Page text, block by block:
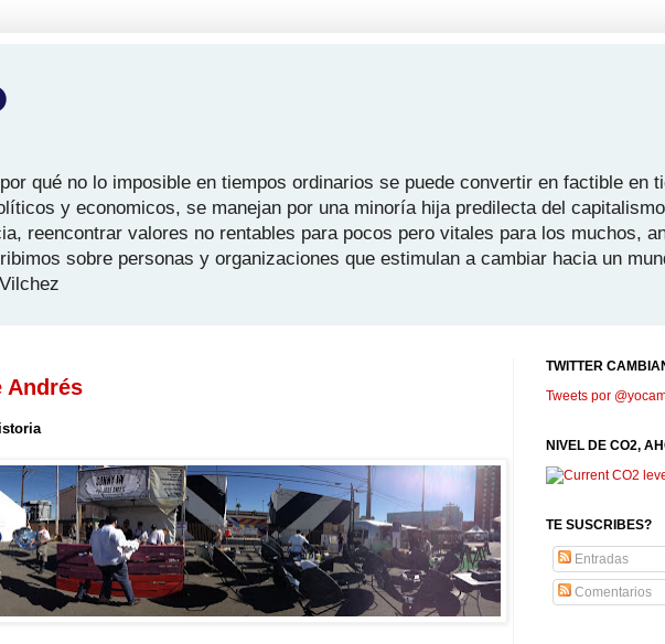
qué no lo imposible en tiempos ordinarios se puede convertir en factible en
y economicos, se manejan por una minoría hija predilecta del
reencontrar valores no rentables para pocos pero vitales para los muchos,
sobre personas y organizaciones que estimulan a cambiar hacia un
Andrés
TWITTER
Tweets por
NIVEL DE CO2,
TE SUSCRIBES?
Entradas
Comentarios